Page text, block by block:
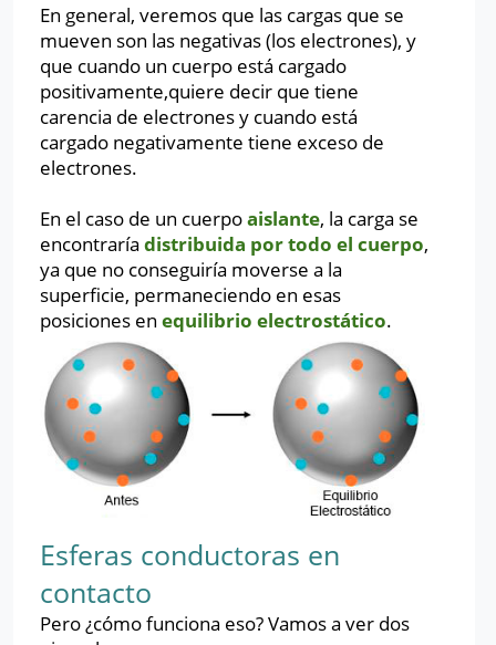
En general, veremos que las cargas que se
mueven son las negativas (los electrones), y
que cuando un cuerpo está cargado
positivamente,quiere decir que tiene
carencia de electrones y cuando está
cargado negativamente tiene exceso de
electrones.
En el caso de un cuerpoaislante, la carga se
encontraría distribuida por todo el cuerpo,
ya que no conseguiría moverse a la
superficie, permaneciendo en esas
posiciones en equilibrio electrostático.
Esferas conductoras en
contacto
Pero ¿cómo funciona eso? Vamos a ver dos